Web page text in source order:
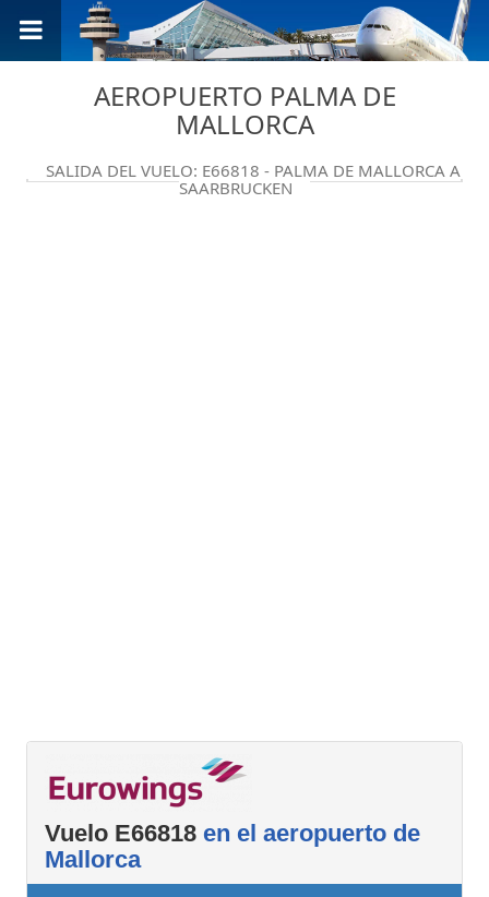
AEROPUERTO PALMA DE
MALLORCA
SALIDA DEL VUELO: E66818 - PALMA DE MALLORCA A
SAARBRUCKEN
Vuelo E66818 en el aeropuerto de
Mallorca